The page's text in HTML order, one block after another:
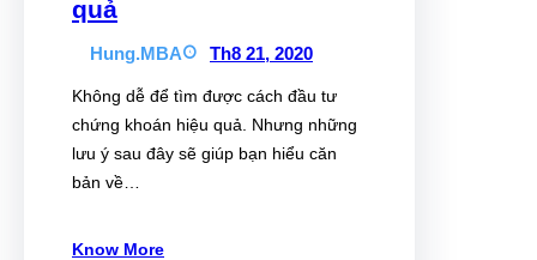
quả
Hung.MBA Th8 21, 2020
Không dễ để tìm được cách đầu tư
chứng khoán hiệu quả. Nhưng những
lưu ý sau đây sẽ giúp bạn hiểu căn
bản về…
Know More